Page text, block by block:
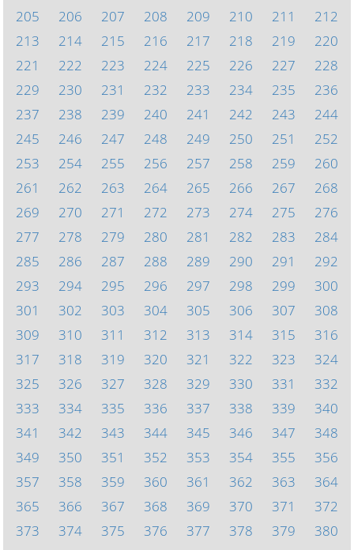
205
206 207 208 209 210 211
212
213
214 215 216 217 218 219
220
221
222 223 224 225 226 227
228
229
230 231 232 233 234 235
236
237
238 239 240 241 242 243
244
245
246 247 248 249 250 251
252
253
254 255 256 257 258 259
260
261
262 263 264 265 266 267
268
269
270 271 272 273 274 275
276
277
278 279 280 281 282 283
284
285
286 287 288 289 290 291
292
293
294 295 296 297 298 299
300
301
302 303 304 305 306 307
308
309
310 311 312 313 314 315
316
317
318 319 320 321 322 323
324
325
326 327 328 329 330 331
332
333
334 335 336 337 338 339
340
341
342 343 344 345 346 347
348
349
350 351 352 353 354 355
356
357
358 359 360 361 362 363
364
365
366 367 368 369 370 371
372
373
374 375 376 377 378 379
380